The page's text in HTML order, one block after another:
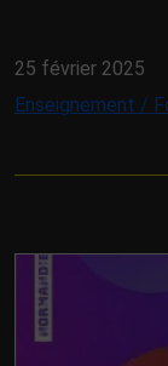
25 février 2025
Enseignement /